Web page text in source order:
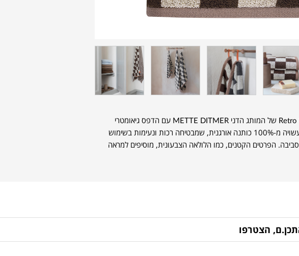
מגבת רחצה מקולקציית Retro של המותג הדני METTE DITMER עם הדפס גיאומטרי
קלאסי וטוויסט עכשווי. עשויה מ-100% כותנה אורגנית, שמבטיחה רכות ונעימות בשימוש
הפרטים הקטנים, כמו הלולאה הצבעונית, מוסיפים למראה
הצטרפו